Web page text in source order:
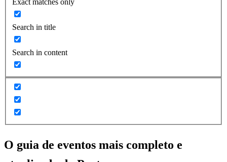
Search in title
Search in content
O guia de eventos mais completo e